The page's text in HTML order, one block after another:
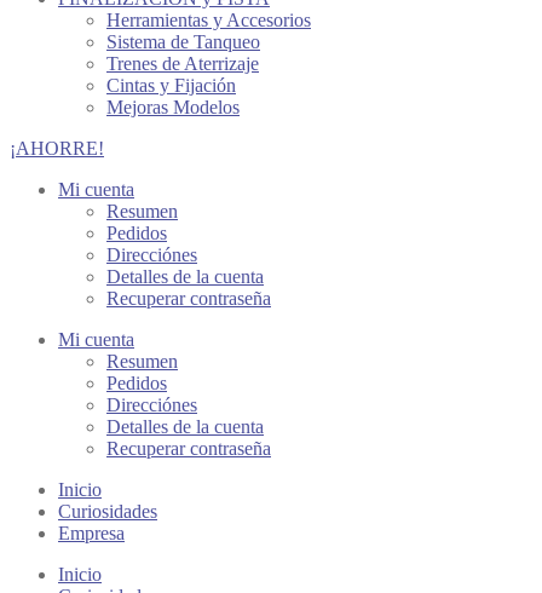
Herramientas y Accesorios
Sistema de Tanqueo
Trenes de Aterrizaje
Cintas y Fijación
Mejoras Modelos
¡AHORRE!
Mi cuenta
Resumen
Pedidos
Direcciónes
Detalles de la cuenta
Recuperar contraseña
Mi cuenta
Resumen
Pedidos
Direcciónes
Detalles de la cuenta
Recuperar contraseña
Inicio
Curiosidades
Empresa
Inicio